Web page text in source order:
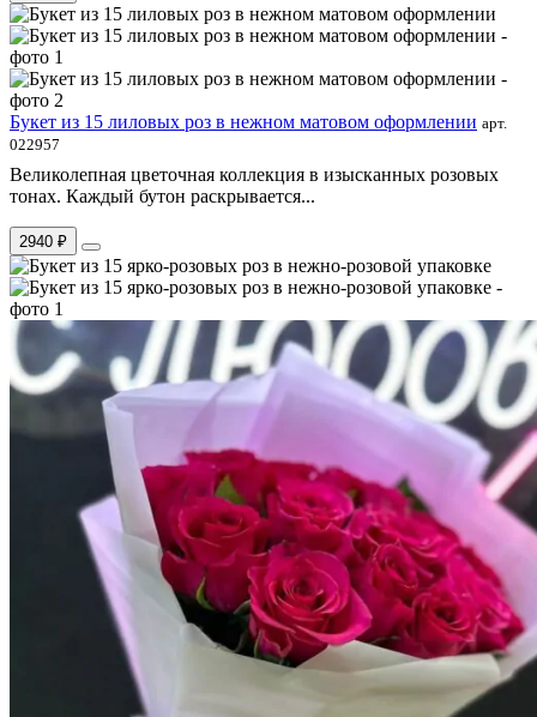
Букет из 15 лиловых роз в нежном матовом оформлении арт.
022957
Великолепная цветочная коллекция в изысканных розовых
тонах. Каждый бутон раскрывается...
2940 ₽